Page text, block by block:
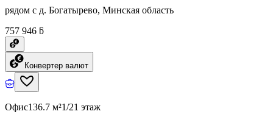
рядом с д. Богатырево, Минская область
757 946 ƃ
Конвертер валют
Офис136.7 м²1/21 этаж